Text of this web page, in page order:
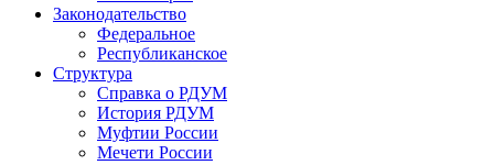
Законодательство
Федеральное
Республиканское
Структура
Справка о РДУМ
История РДУМ
Муфтии России
Мечети России